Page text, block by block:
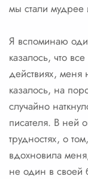
мы стали
Я вспоминаю
казалось, что
действиях, меня
казалось, на
случайно
писателя. В ней
трудностях, о
вдохновила
не один в своей